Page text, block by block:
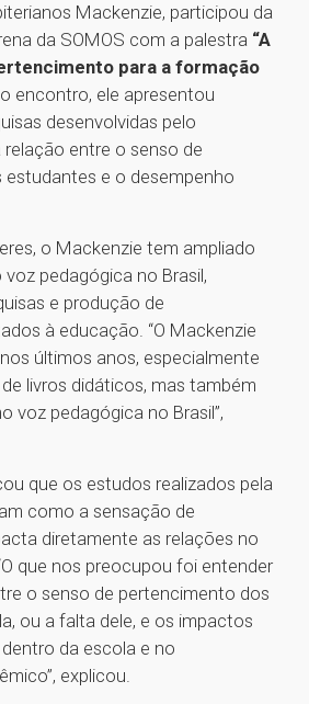
Mackenzie, participou da
da SOMOS com a palestra “A
para a formação
encontro, ele apresentou
desenvolvidas pelo
entre o senso de
e o desempenho
o Mackenzie tem ampliado
pedagógica no Brasil,
e produção de
à educação. “O Mackenzie
últimos anos, especialmente
livros didáticos, mas também
voz pedagógica no Brasil”,
que os estudos realizados pela
como a sensação de
diretamente as relações no
que nos preocupou foi entender
o senso de pertencimento dos
ou a falta dele, e os impactos
da escola e no
explicou.